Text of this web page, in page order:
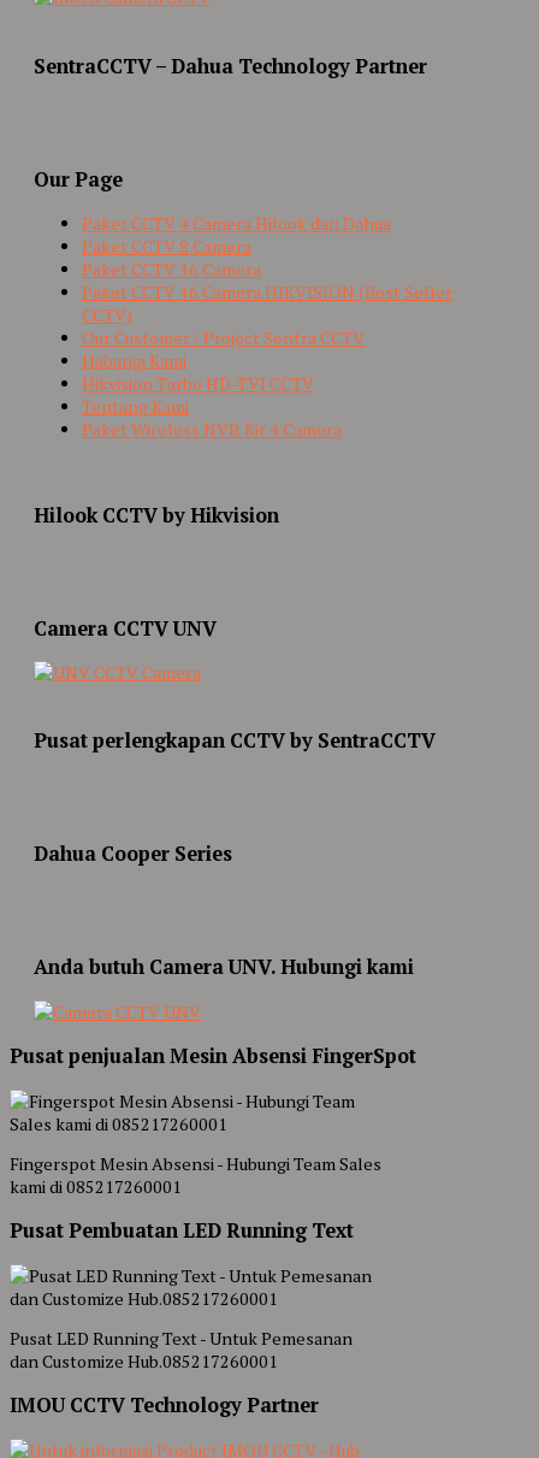
SentraCCTV – Dahua Technology Partner
Our Page
Paket CCTV 4 Camera Hilook dan Dahua
Paket CCTV 8 Camera
Paket CCTV 16 Camera
Paket CCTV 16 Camera HIKVISION (Best Seller
CCTV)
Our Customer / Project Sentra CCTV
Hubungi Kami
Hikvision Turbo HD-TVI CCTV
Tentang Kami
Paket Wireless NVR Kit 4 Camera
Hilook CCTV by Hikvision
Camera CCTV UNV
Pusat perlengkapan CCTV by SentraCCTV
Dahua Cooper Series
Anda butuh Camera UNV. Hubungi kami
Pusat penjualan Mesin Absensi FingerSpot
Fingerspot Mesin Absensi - Hubungi Team Sales
kami di 085217260001
Pusat Pembuatan LED Running Text
Pusat LED Running Text - Untuk Pemesanan
dan Customize Hub.085217260001
IMOU CCTV Technology Partner